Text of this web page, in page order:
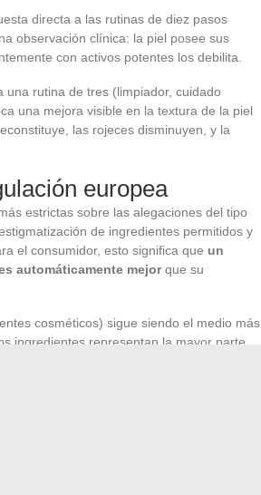
directa a las rutinas de diez pasos
observación clínica: la piel posee sus
con activos potentes los debilita.
rutina de tres (limpiador, cuidado
una mejora visible en la textura de la piel
las rojeces disminuyen, y la
europea
estrictas sobre las alegaciones del tipo
de ingredientes permitidos y
el consumidor, esto significa que un
automáticamente mejorque su
cosméticos) sigue siendo el medio más
ingredientes representan la mayor parte